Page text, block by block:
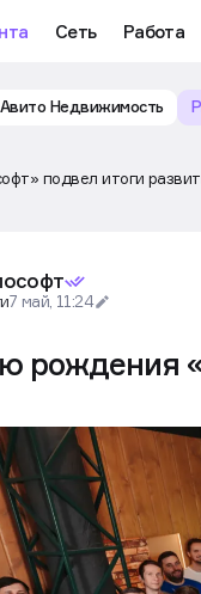
Сеть Работа
Недвижимость
подвел итоги
7 май, 11:24
рождения